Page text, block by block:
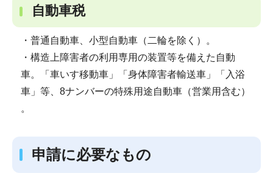
自動車税
・普通自動車、小型自動車（二輪を除く）。
・構造上障害者の利用専用の装置等を備えた自動
車。「車いす移動車」「身体障害者輸送車」「入浴
車」等、8ナンバーの特殊用途自動車（営業用含む）
。
申請に必要なもの